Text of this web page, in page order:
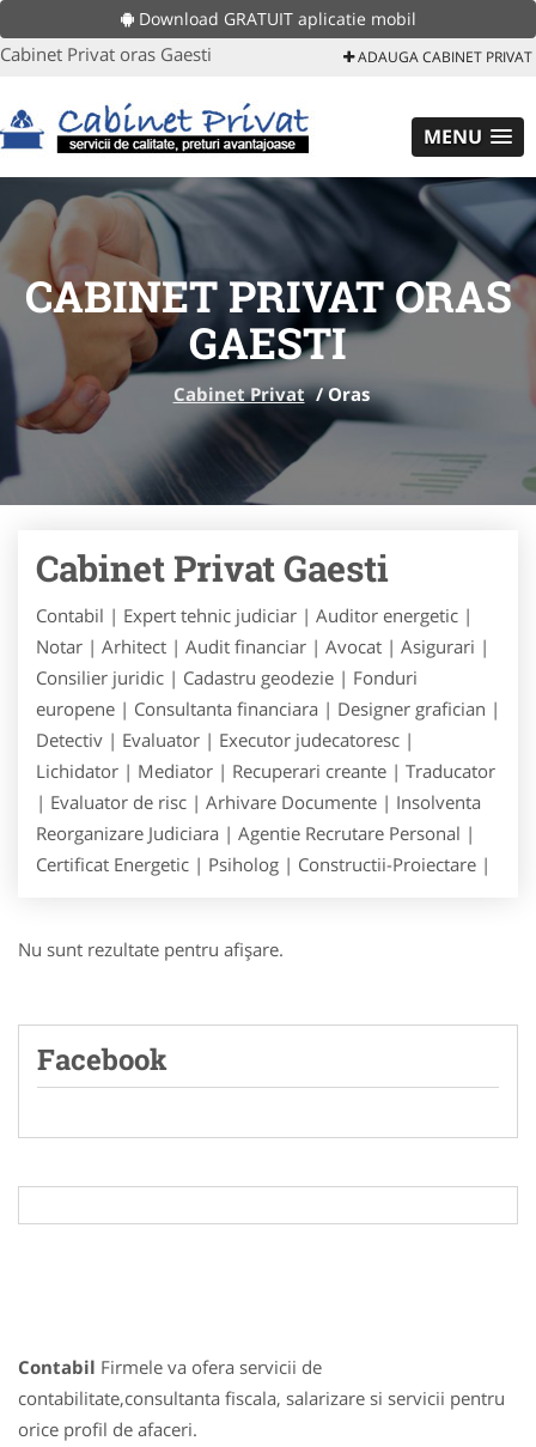
Download GRATUIT aplicatie mobil
Cabinet Privat oras Gaesti ADAUGA CABINET PRIVAT
MENU
CABINET PRIVAT ORAS
GAESTI
Cabinet Privat /Oras
Cabinet Privat Gaesti
Contabil | Expert tehnic judiciar | Auditor energetic |
Notar | Arhitect | Audit financiar | Avocat | Asigurari |
Consilier juridic | Cadastru geodezie | Fonduri
europene | Consultanta financiara | Designer grafician |
Detectiv | Evaluator | Executor judecatoresc |
Lichidator | Mediator | Recuperari creante | Traducator
| Evaluator de risc | Arhivare Documente | Insolventa
Reorganizare Judiciara | Agentie Recrutare Personal |
Certificat Energetic | Psiholog | Constructii-Proiectare |
Nu sunt rezultate pentru afişare.
Facebook
Contabil Firmele va ofera servicii de
contabilitate,consultanta fiscala, salarizare si servicii pentru
orice profil de afaceri.